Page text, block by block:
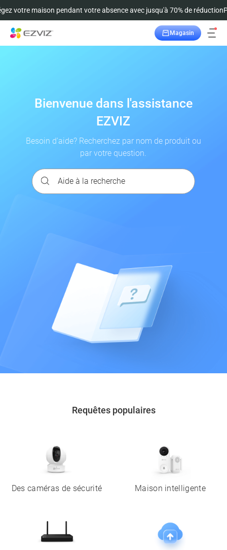
votre maison pendant votre absence avec jusqu'à 70% de réduction
Magasin
Bienvenue dans l'assistance
EZVIZ
Besoin d'aide? Recherchez par nom de produit ou
par votre question.
Requêtes populaires
Des caméras de sécurité Maison intelligente